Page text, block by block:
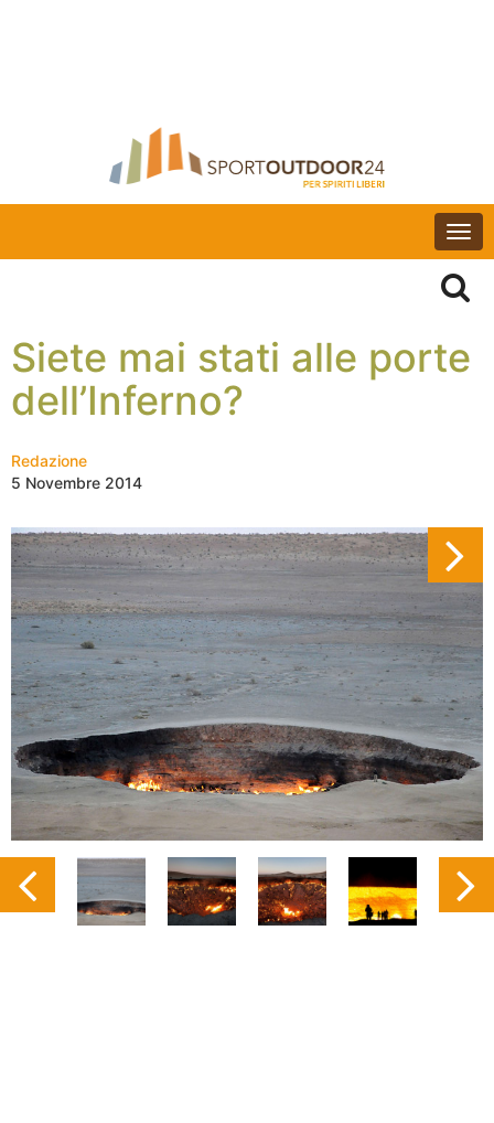
Siete mai stati alle porte
dell’Inferno?
Redazione
5 Novembre 2014